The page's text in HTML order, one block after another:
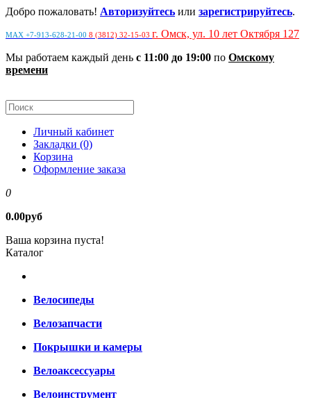
Добро пожаловать! Авторизуйтесь или зарегистрируйтесь.
MAX +7-913-628-21-00 8 (3812) 32-15-03 г. Омск, ул. 10 лет Октября 127
Мы работаем каждый день с 11:00 до 19:00 по Омскому
времени
Личный кабинет
Закладки (0)
Корзина
Оформление заказа
0
0.00руб
Ваша корзина пуста!
Каталог
Велосипеды
Велозапчасти
Покрышки и камеры
Велоаксессуары
Велоинструмент